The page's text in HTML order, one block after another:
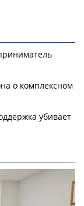
о комплексном
убивает